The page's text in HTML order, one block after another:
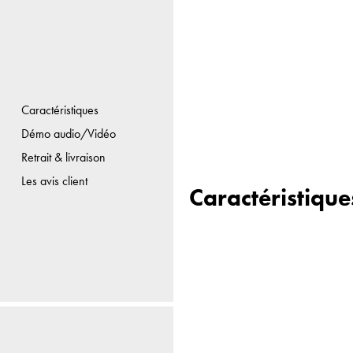
Caractéristiques
Démo audio/Vidéo
Retrait & livraison
Les avis client